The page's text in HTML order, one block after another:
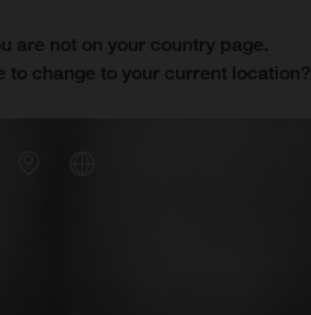
are not on your country page.
to change to your current location?